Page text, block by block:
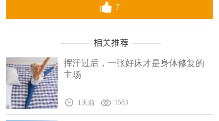
7
挥汗过后，一张好床才是身体修复的
主场
1天前 1583